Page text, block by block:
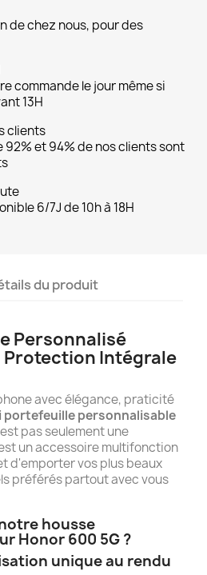
de chez nous, pour des
commande le jour même si
13H
clients
92% et 94% de nos clients sont
6/7J de 10h à 18H
du produit
Personnalisé
Protection Intégrale
avec élégance, praticité
portefeuille personnalisable
pas seulement une
un accessoire multifonction
d'emporter vos plus beaux
préférés partout avec vous
housse
Honor 600 5G ?
unique au rendu